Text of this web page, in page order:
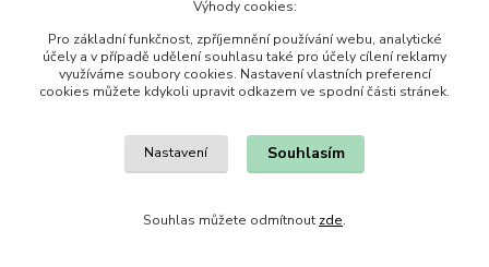
Výhody cookies:
Pro základní funkčnost, zpříjemnění používání webu, analytické
účely a v případě udělení souhlasu také pro účely cílení reklamy
využíváme soubory cookies. Nastavení vlastních preferencí
cookies můžete kdykoli upravit odkazem ve spodní části stránek.
Nastavení Souhlasím
Souhlas můžete odmítnout zde.